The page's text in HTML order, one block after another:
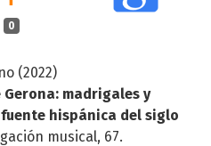
0
(2022)
Gerona: madrigales y
hispánica del siglo
musical, 67.